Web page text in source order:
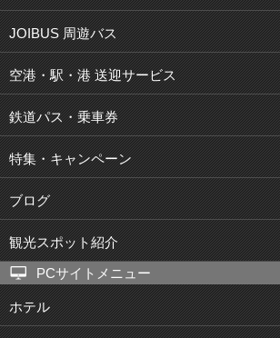
JOIBUS 周遊バス
空港・駅・港 送迎サービス
鉄道パス・乗車券
特集・キャンペーン
ブログ
観光スポット紹介
PCサイトメニュー
ホテル